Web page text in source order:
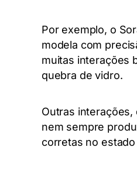
Por exemplo, o
modela com
muitas interações
quebra de vidro.
Outras interações,
nem sempre
corretas no